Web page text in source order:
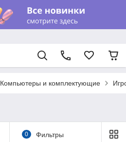
Компьютеры и комплектующие
0 Фильтры